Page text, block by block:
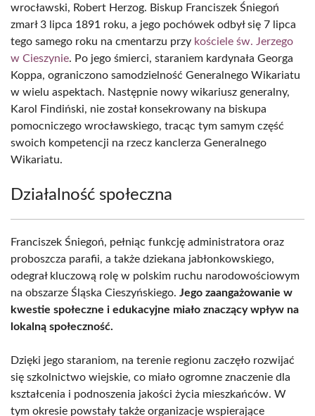
wrocławski, Robert Herzog. Biskup Franciszek Śniegoń
zmarł 3 lipca 1891 roku, a jego pochówek odbył się 7 lipca
tego samego roku na cmentarzu przy kościele św. Jerzego
w Cieszynie. Po jego śmierci, staraniem kardynała Georga
Koppa, ograniczono samodzielność Generalnego Wikariatu
w wielu aspektach. Następnie nowy wikariusz generalny,
Karol Findiński, nie został konsekrowany na biskupa
pomocniczego wrocławskiego, tracąc tym samym część
swoich kompetencji na rzecz kanclerza Generalnego
Wikariatu.
Działalność społeczna
Franciszek Śniegoń, pełniąc funkcję administratora oraz
proboszcza parafii, a także dziekana jabłonkowskiego,
odegrał kluczową rolę w polskim ruchu narodowościowym
na obszarze Śląska Cieszyńskiego. Jego zaangażowanie w
kwestie społeczne i edukacyjne miało znaczący wpływ na
lokalną społeczność.
Dzięki jego staraniom, na terenie regionu zaczęło rozwijać
się szkolnictwo wiejskie, co miało ogromne znaczenie dla
kształcenia i podnoszenia jakości życia mieszkańców. W
tym okresie powstały także organizacje wspierające